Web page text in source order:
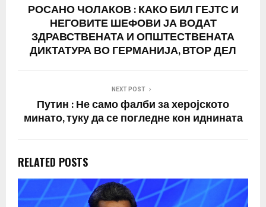
РОСАНО ЧОЛАКОВ : КАКО БИЛ ГЕЈТС И
НЕГОВИТЕ ШЕФОВИ ЈА ВОДАТ
ЗДРАВСТВЕНАТА И ОПШТЕСТВЕНАТА
ДИКТАТУРА ВО ГЕРМАНИЈА, ВТОР ДЕЛ
NEXT POST
Путин : Не само фалби за херојското
минато, туку да се погледне кон иднината
RELATED POSTS